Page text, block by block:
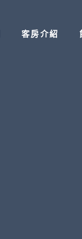
客房介紹